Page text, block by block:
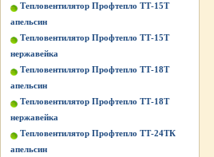
Тепловентилятор Профтепло ТТ-15Т
апельсин
Тепловентилятор Профтепло ТТ-15Т
нержавейка
Тепловентилятор Профтепло ТТ-18Т
апельсин
Тепловентилятор Профтепло ТТ-18Т
нержавейка
Тепловентилятор Профтепло ТТ-24ТК
апельсин